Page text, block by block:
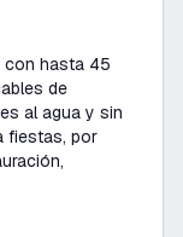
con hasta 45
de
al agua y sin
fiestas, por